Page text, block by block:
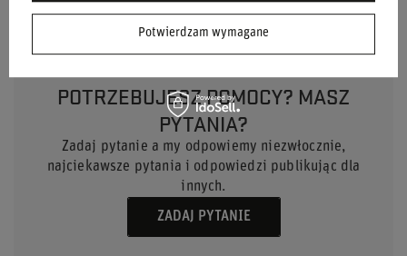
POTRZEBUJESZ POMOCY? MASZ
PYTANIA?
Zadaj pytanie a my odpowiemy niezwłocznie,
najciekawsze pytania i odpowiedzi publikując dla
innych.
ZADAJ PYTANIE
Potwierdzam wymagane